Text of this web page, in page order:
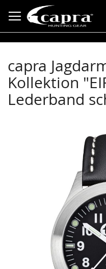
zum
Inhalt
capra
Kollektion
Lederband